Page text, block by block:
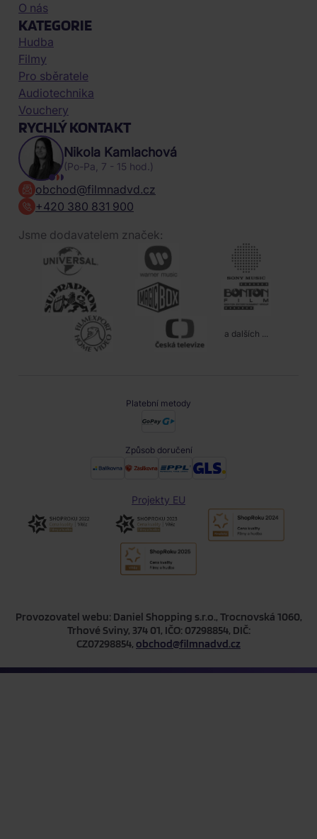
O nás
KATEGORIE
Hudba
Filmy
Pro sběratele
Audiotechnika
Vouchery
RYCHLÝ KONTAKT
Nikola Kamlachová
(Po-Pa, 7 - 15 hod.)
obchod@filmnadvd.cz
+420 380 831 900
Jsme dodavatelem značek:
a dalších ...
Platební metody
Způsob doručení
Projekty EU
Provozovatel webu: Daniel Shopping s.r.o., Trocnovská 1060,
Trhové Sviny, 374 01, IČO: 07298854, DIČ:
CZ07298854, obchod@filmnadvd.cz